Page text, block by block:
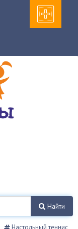
Найти
Настольный теннис